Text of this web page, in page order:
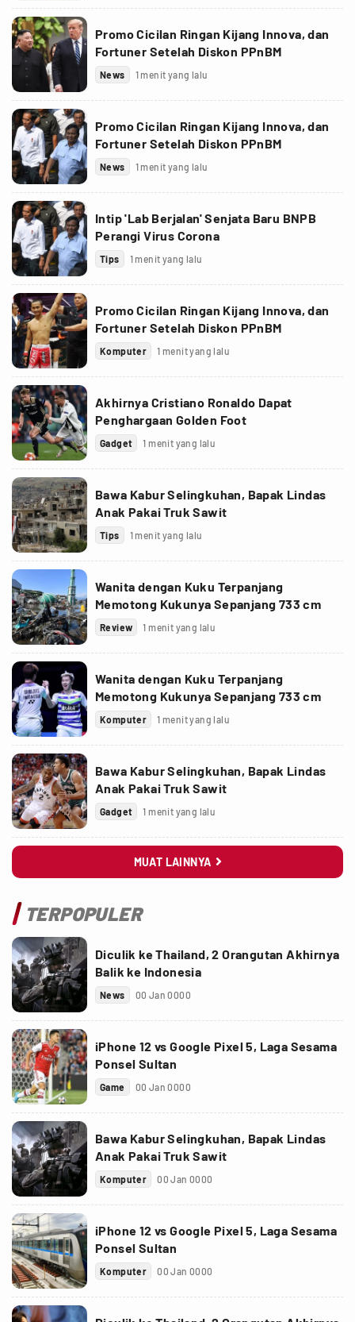
Promo Cicilan Ringan Kijang Innova, dan
Fortuner Setelah Diskon PPnBM
News 1 menit yang lalu
Promo Cicilan Ringan Kijang Innova, dan
Fortuner Setelah Diskon PPnBM
News 1 menit yang lalu
Intip 'Lab Berjalan' Senjata Baru BNPB
Perangi Virus Corona
Tips 1 menit yang lalu
Promo Cicilan Ringan Kijang Innova, dan
Fortuner Setelah Diskon PPnBM
Komputer 1 menit yang lalu
Akhirnya Cristiano Ronaldo Dapat
Penghargaan Golden Foot
Gadget 1 menit yang lalu
Bawa Kabur Selingkuhan, Bapak Lindas
Anak Pakai Truk Sawit
Tips 1 menit yang lalu
Wanita dengan Kuku Terpanjang
Memotong Kukunya Sepanjang 733 cm
Review 1 menit yang lalu
Wanita dengan Kuku Terpanjang
Memotong Kukunya Sepanjang 733 cm
Komputer 1 menit yang lalu
Bawa Kabur Selingkuhan, Bapak Lindas
Anak Pakai Truk Sawit
Gadget 1 menit yang lalu
MUAT LAINNYA 
TERPOPULER
Diculik ke Thailand, 2 Orangutan Akhirnya
Balik ke Indonesia
News 00 Jan 0000
iPhone 12 vs Google Pixel 5, Laga Sesama
Ponsel Sultan
Game 00 Jan 0000
Bawa Kabur Selingkuhan, Bapak Lindas
Anak Pakai Truk Sawit
Komputer 00 Jan 0000
iPhone 12 vs Google Pixel 5, Laga Sesama
Ponsel Sultan
Komputer 00 Jan 0000